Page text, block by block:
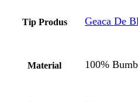
Tip Produs Geaca De
Material 100%